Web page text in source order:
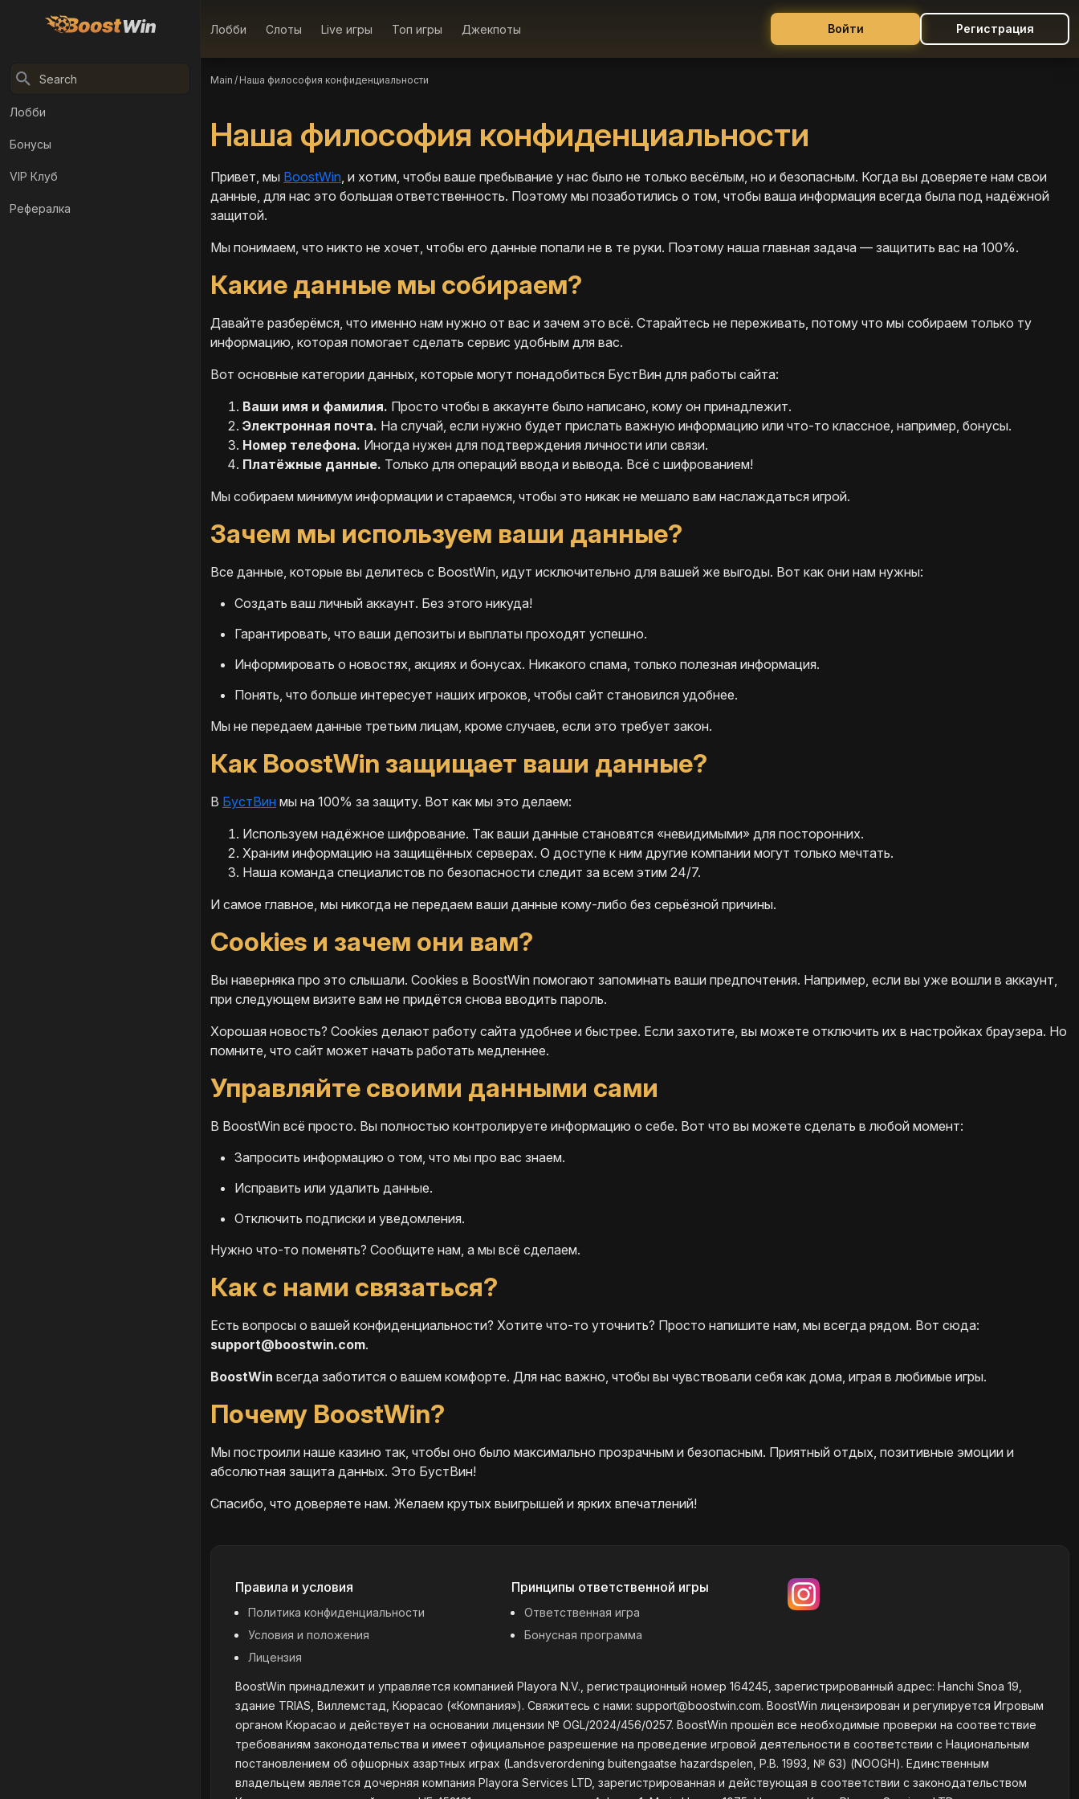
Лобби
Бонусы
VIP Клуб
Рефералка
Лобби Слоты Live игры Топ игры Джекпоты Войти Регистрация
Main / Наша философия конфиденциальности
Наша философия конфиденциальности
Привет, мы BoostWin, и хотим, чтобы ваше пребывание у нас было не только весёлым, но и безопасным. Когда вы доверяете нам свои
данные, для нас это большая ответственность. Поэтому мы позаботились о том, чтобы ваша информация всегда была под надёжной
защитой.
Мы понимаем, что никто не хочет, чтобы его данные попали не в те руки. Поэтому наша главная задача — защитить вас на 100%.
Какие данные мы собираем?
Давайте разберёмся, что именно нам нужно от вас и зачем это всё. Старайтесь не переживать, потому что мы собираем только ту
информацию, которая помогает сделать сервис удобным для вас.
Вот основные категории данных, которые могут понадобиться БустВин для работы сайта:
Ваши имя и фамилия. Просто чтобы в аккаунте было написано, кому он принадлежит.
Электронная почта. На случай, если нужно будет прислать важную информацию или что-то классное, например, бонусы.
Номер телефона. Иногда нужен для подтверждения личности или связи.
Платёжные данные. Только для операций ввода и вывода. Всё с шифрованием!
Мы собираем минимум информации и стараемся, чтобы это никак не мешало вам наслаждаться игрой.
Зачем мы используем ваши данные?
Все данные, которые вы делитесь с BoostWin, идут исключительно для вашей же выгоды. Вот как они нам нужны:
Создать ваш личный аккаунт. Без этого никуда!
Гарантировать, что ваши депозиты и выплаты проходят успешно.
Информировать о новостях, акциях и бонусах. Никакого спама, только полезная информация.
Понять, что больше интересует наших игроков, чтобы сайт становился удобнее.
Мы не передаем данные третьим лицам, кроме случаев, если это требует закон.
Как BoostWin защищает ваши данные?
В БустВин мы на 100% за защиту. Вот как мы это делаем:
Используем надёжное шифрование. Так ваши данные становятся «невидимыми» для посторонних.
Храним информацию на защищённых серверах. О доступе к ним другие компании могут только мечтать.
Наша команда специалистов по безопасности следит за всем этим 24/7.
И самое главное, мы никогда не передаем ваши данные кому-либо без серьёзной причины.
Cookies и зачем они вам?
Вы наверняка про это слышали. Cookies в BoostWin помогают запоминать ваши предпочтения. Например, если вы уже вошли в аккаунт,
при следующем визите вам не придётся снова вводить пароль.
Хорошая новость? Cookies делают работу сайта удобнее и быстрее. Если захотите, вы можете отключить их в настройках браузера. Но
помните, что сайт может начать работать медленнее.
Управляйте своими данными сами
В BoostWin всё просто. Вы полностью контролируете информацию о себе. Вот что вы можете сделать в любой момент:
Запросить информацию о том, что мы про вас знаем.
Исправить или удалить данные.
Отключить подписки и уведомления.
Нужно что-то поменять? Сообщите нам, а мы всё сделаем.
Как с нами связаться?
Есть вопросы о вашей конфиденциальности? Хотите что-то уточнить? Просто напишите нам, мы всегда рядом. Вот сюда:
support@boostwin.com.
BoostWin всегда заботится о вашем комфорте. Для нас важно, чтобы вы чувствовали себя как дома, играя в любимые игры.
Почему BoostWin?
Мы построили наше казино так, чтобы оно было максимально прозрачным и безопасным. Приятный отдых, позитивные эмоции и
абсолютная защита данных. Это БустВин!
Спасибо, что доверяете нам. Желаем крутых выигрышей и ярких впечатлений!
Правила и условия
Политика конфиденциальности
Условия и положения
Лицензия
Принципы ответственной игры
Ответственная игра
Бонусная программа
BoostWin принадлежит и управляется компанией Playora N.V., регистрационный номер 164245, зарегистрированный адрес: Hanchi Snoa 19,
здание TRIAS, Виллемстад, Кюрасао («Компания»). Свяжитесь с нами: support@boostwin.com. BoostWin лицензирован и регулируется Игровым
органом Кюрасао и действует на основании лицензии № OGL/2024/456/0257. BoostWin прошёл все необходимые проверки на соответствие
требованиям законодательства и имеет официальное разрешение на проведение игровой деятельности в соответствии с Национальным
постановлением об офшорных азартных играх (Landsverordening buitengaatse hazardspelen, P.B. 1993, № 63) (NOOGH). Единственным
владельцем является дочерняя компания Playora Services LTD, зарегистрированная и действующая в соответствии с законодательством